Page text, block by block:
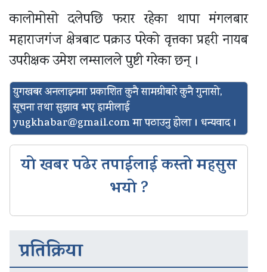
कालोमोसो दलेपछि फरार रहेका थापा मंगलबार
महाराजगंज क्षेत्रबाट पक्राउ परेको वृत्तका प्रहरी नायब
उपरीक्षक उमेश लम्सालले पुष्टी गरेका छन् ।
युगखबर अनलाइनमा प्रकाशित कुनै सामग्रीबारे कुनै गुनासो,
सूचना तथा सुझाव भए हामीलाई
yugkhabar@gmail.comमा पठाउनु होला । धन्यवाद ।
यो खबर पढेर तपाईलाई कस्तो महसुस
भयो ?
प्रतिक्रिया